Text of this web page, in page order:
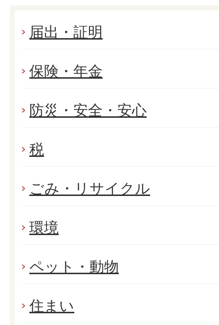
届出・証明
保険・年金
防災・安全・安心
税
ごみ・リサイクル
環境
ペット・動物
住まい